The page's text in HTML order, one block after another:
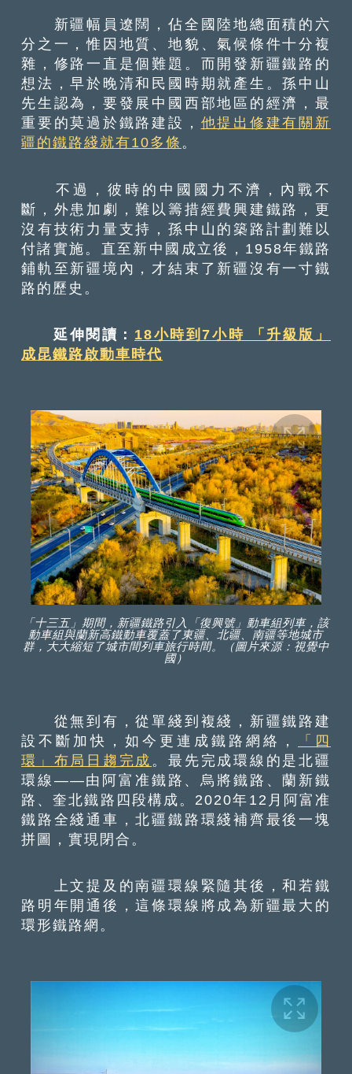
新疆幅員遼闊，佔全國陸地總面積的六
分之一，惟因地質、地貌、氣候條件十分複
雜，修路一直是個難題。而開發新疆鐵路的
想法，早於晚清和民國時期就產生。孫中山
先生認為，要發展中國西部地區的經濟，最
重要的莫過於鐵路建設， 他提出修建有關新
疆的鐵路綫就有10多條 。
不過，彼時的中國國力不濟，內戰不
斷，外患加劇，難以籌措經費興建鐵路，更
沒有技術力量支持，孫中山的築路計劃難以
付諸實施。直至新中國成立後，1958年鐵路
鋪軌至新疆境內，才結束了新疆沒有一寸鐵
路的歷史。
延伸閱讀： 18小時到7小時 「升級版」
成昆鐵路啟動車時代
「十三五」期間，新疆鐵路引入「復興號」動車組列車，該
動車組與蘭新高鐵動車覆蓋了東疆、北疆、南疆等地城市
群，大大縮短了城市間列車旅行時間。（圖片來源：視覺中
國）
從無到有，從單綫到複綫，新疆鐵路建
設不斷加快，如今更連成鐵路網絡，
「四
環」布局日趨完成 。最先完成環線的是北疆
環線——由阿富准鐵路、烏將鐵路、蘭新鐵
路、奎北鐵路四段構成。2020年12月阿富准
鐵路全綫通車，北疆鐵路環綫補齊最後一塊
拼圖，實現閉合。
上文提及的南疆環線緊隨其後，和若鐵
路明年開通後，這條環線將成為新疆最大的
環形鐵路網。